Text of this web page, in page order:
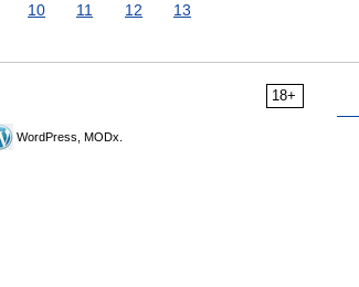
10 11 12 13
18+
WordPress, MODx.